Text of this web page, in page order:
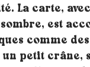
La carte,
est
comme
petit crâne,